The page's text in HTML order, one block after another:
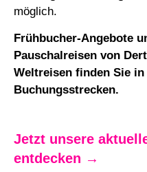
möglich.
Frühbucher-Angebote
Pauschalreisen von
Weltreisen finden Sie in
Buchungsstrecken.
Jetzt unsere
entdecken →